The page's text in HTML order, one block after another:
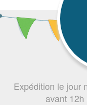
Expédition le jour
avant